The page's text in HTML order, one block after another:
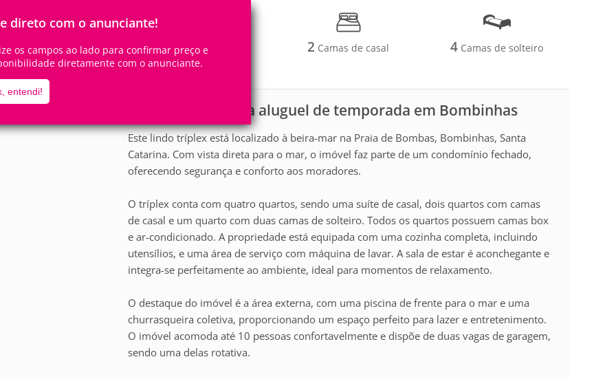
direto com o anunciante!
os campos ao lado para confirmar preço e
diretamente com o anunciante.
entendi!
10Pessoas 4Quartos
1Suíte
2 Camas de casal 4 Camas de solteiro
Apartamento para aluguel de temporada em Bombinhas
Este lindo tríplex está localizado à beira-mar na Praia de Bombas, Bombinhas, Santa
Catarina. Com vista direta para o mar, o imóvel faz parte de um condomínio fechado,
oferecendo segurança e conforto aos moradores.
O tríplex conta com quatro quartos, sendo uma suíte de casal, dois quartos com camas
de casal e um quarto com duas camas de solteiro. Todos os quartos possuem camas box
e ar-condicionado. A propriedade está equipada com uma cozinha completa, incluindo
utensílios, e uma área de serviço com máquina de lavar. A sala de estar é aconchegante e
integra-se perfeitamente ao ambiente, ideal para momentos de relaxamento.
O destaque do imóvel é a área externa, com uma piscina de frente para o mar e uma
churrasqueira coletiva, proporcionando um espaço perfeito para lazer e entretenimento.
O imóvel acomoda até 10 pessoas confortavelmente e dispõe de duas vagas de garagem,
sendo uma delas rotativa.